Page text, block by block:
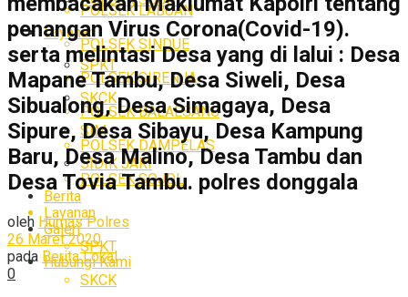
Layanan
SPKT
SKCK
SIM
SIDIK JARI
Berita
Galeri
Hubungi Kami
POLSEK LABUAN
POLSEK SINDUE
POLSEK SIRENJA
POLSEK BALAESANG
POLSEK DAMPELAS
POLSEK SOJOL
Layanan
SPKT
SKCK
penangan Virus Corona(Covid-19).
serta melintasi Desa yang di lalui : Desa
Mapane Tambu, Desa Siweli, Desa
Sibualong, Desa Simagaya, Desa
Sipure, Desa Sibayu, Desa Kampung
Baru, Desa Malino, Desa Tambu dan
Desa Tovia Tambu. polres donggala
oleh Humas Polres
26 Maret 2020
pada Berita Lokal
0